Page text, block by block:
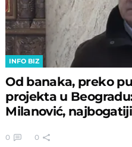
INFO BIZ
Od banaka, preko
projekta u
Milanović,
0 0